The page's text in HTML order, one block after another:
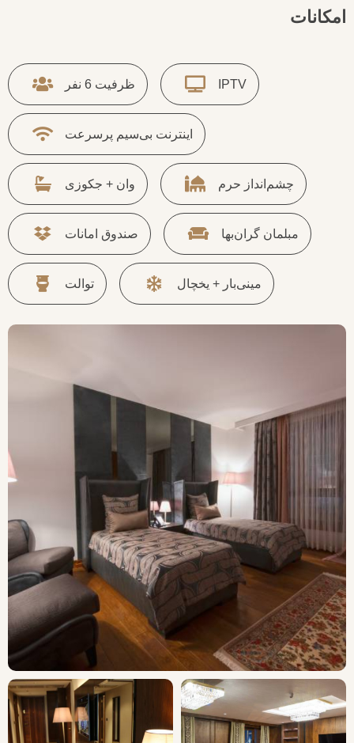
امکانات
IPTV ظرفیت 6 نفر
اینترنت بی‌سیم پرسرعت
چشم‌انداز حرم وان + جکوزی
مبلمان گران‌بها صندوق امانات
مینی‌بار + یخچال توالت